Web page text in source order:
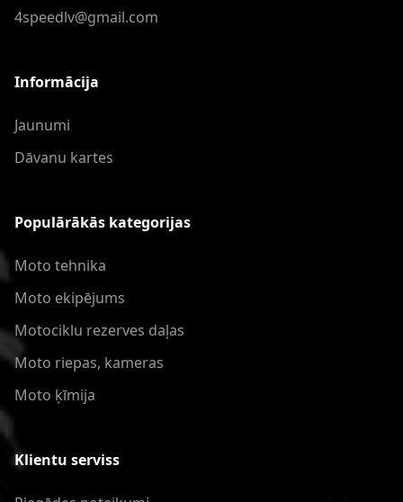
4speedlv@gmail.com
Informācija
Jaunumi
Dāvanu kartes
Populārākās kategorijas
Moto tehnika
Moto ekipējums
Motociklu rezerves daļas
Moto riepas, kameras
Moto ķīmija
Klientu serviss